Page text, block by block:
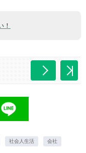
！
社会人生活 会社